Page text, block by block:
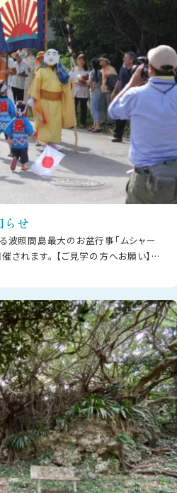
せ
波照間島最大のお盆行事「ムシャー
されます。 【ご見学の方へお願い】本